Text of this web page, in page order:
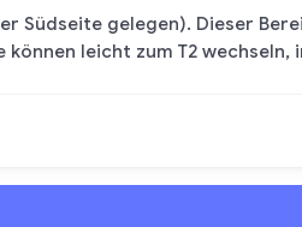
Südseite gelegen). Dieser
leicht zum T2 wechseln,